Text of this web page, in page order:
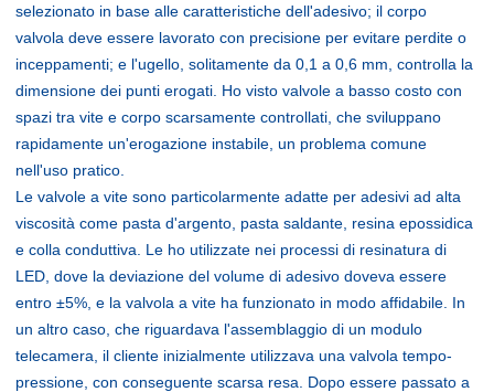
selezionato in base alle caratteristiche dell'adesivo; il corpo
valvola deve essere lavorato con precisione per evitare perdite o
inceppamenti; e l'ugello, solitamente da 0,1 a 0,6 mm, controlla la
dimensione dei punti erogati. Ho visto valvole a basso costo con
spazi tra vite e corpo scarsamente controllati, che sviluppano
rapidamente un'erogazione instabile, un problema comune
nell'uso pratico.
Le valvole a vite sono particolarmente adatte per adesivi ad alta
viscosità come pasta d'argento, pasta saldante, resina epossidica
e colla conduttiva. Le ho utilizzate nei processi di resinatura di
LED, dove la deviazione del volume di adesivo doveva essere
entro ±5%, e la valvola a vite ha funzionato in modo affidabile. In
un altro caso, che riguardava l'assemblaggio di un modulo
telecamera, il cliente inizialmente utilizzava una valvola tempo-
pressione, con conseguente scarsa resa. Dopo essere passato a